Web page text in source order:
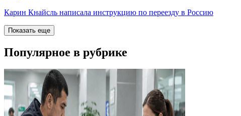
Карин Кнайсль написала инструкцию по переезду в Россию
Показать еще
Популярное в рубрике